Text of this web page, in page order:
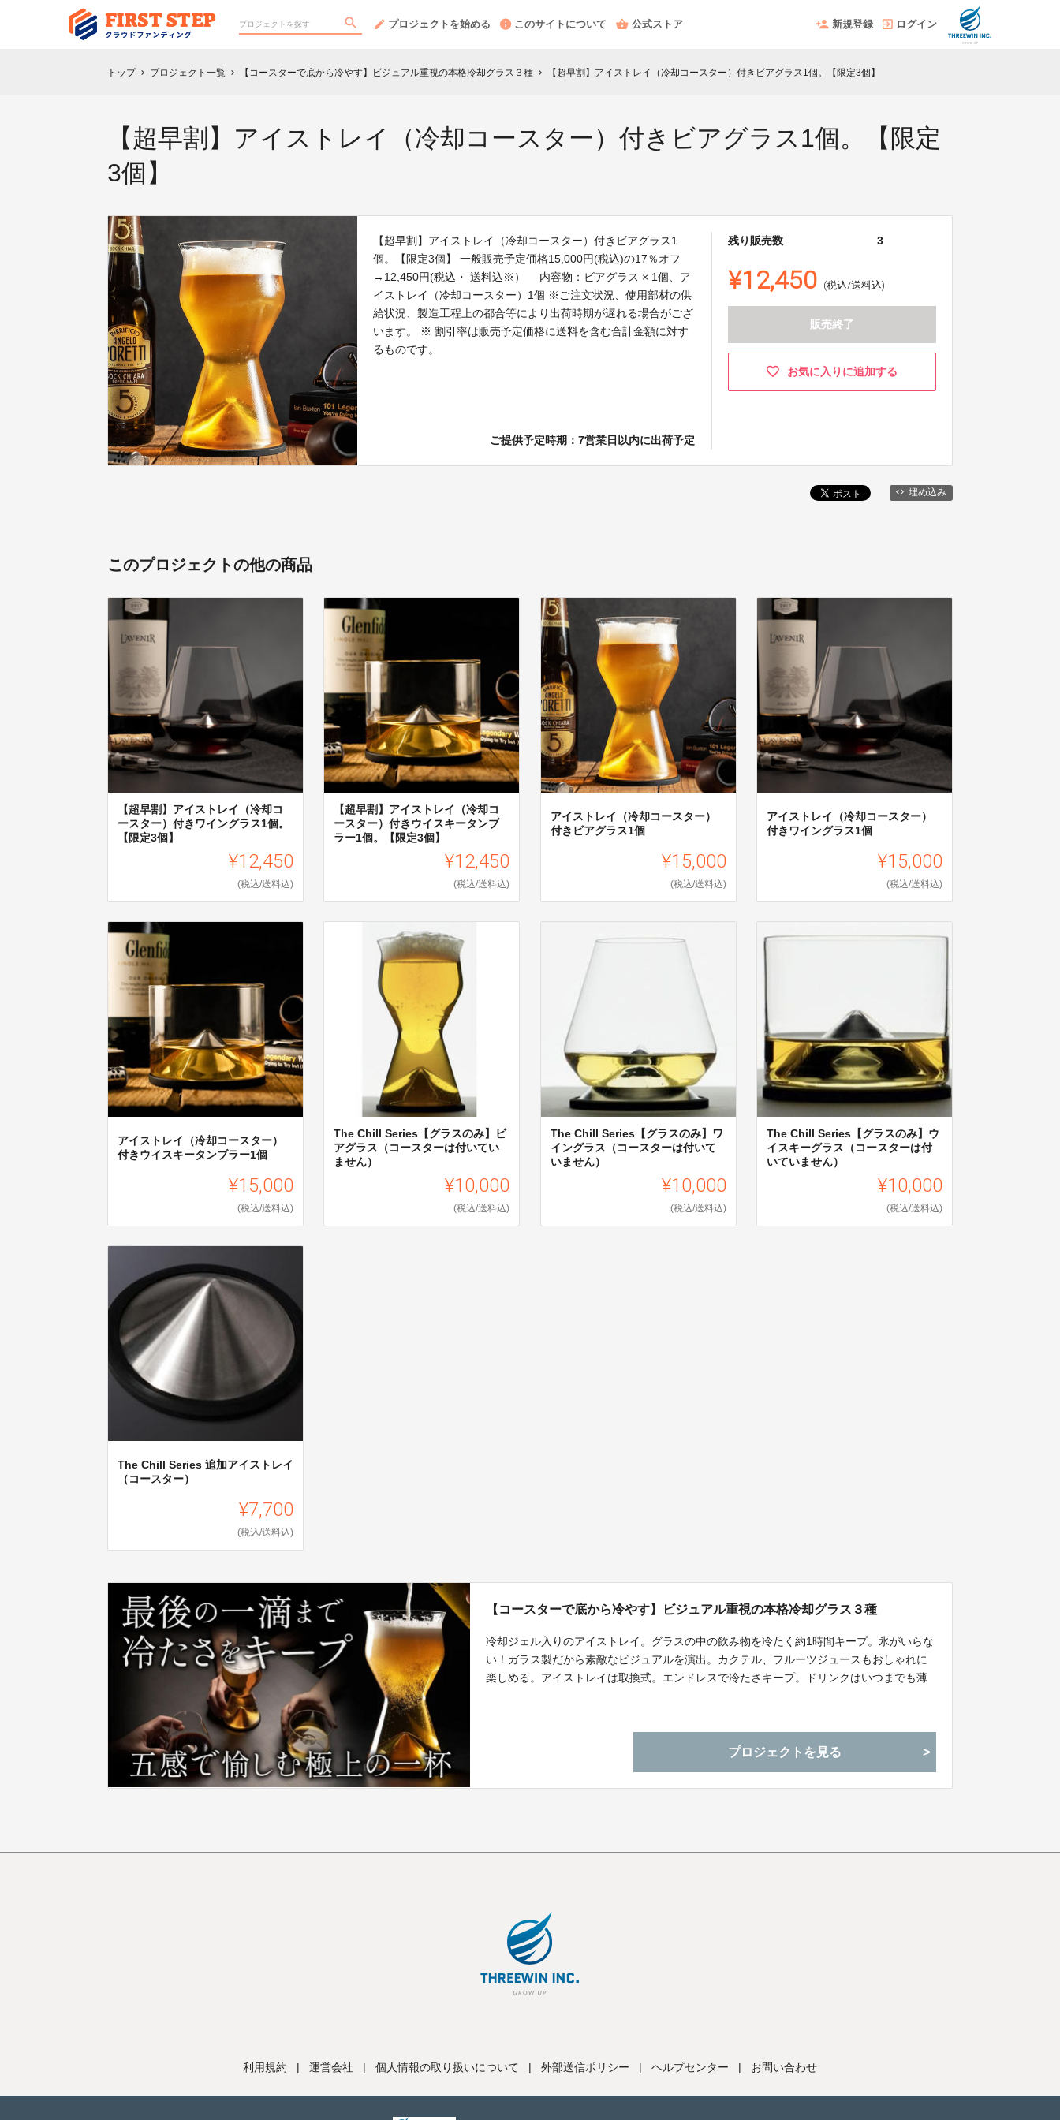
プロジェクトを始める このサイトについて 公式ストア 新規登録 ログイン
トップ chevron_right プロジェクト一覧 chevron_right 【コースターで底から冷やす】ビジュアル重視の本格冷却グラス３種 chevron_right 【超早割】アイストレイ（冷却コースター）付きビアグラス1個。【限定3個】
【超早割】アイストレイ（冷却コースター）付きビアグラス1個。【限定
3個】
【超早割】アイストレイ（冷却コースター）付きビアグラス1
個。【限定3個】 一般販売予定価格15,000円(税込)の17％オフ
→12,450円(税込・ 送料込※） 内容物：ビアグラス × 1個、ア
イストレイ（冷却コースター）1個 ※ご注文状況、使用部材の供
給状況、製造工程上の都合等により出荷時期が遅れる場合がござ
います。 ※ 割引率は販売予定価格に送料を含む合計金額に対す
るものです。
ご提供予定時期：7営業日以内に出荷予定
残り販売数 3
¥12,450 (税込/送料込)
販売終了
お気に入りに追加する
埋め込み
このプロジェクトの他の商品
【超早割】アイストレイ（冷却コ
ースター）付きワイングラス1個。
【限定3個】
¥12,450
(税込/送料込)
【超早割】アイストレイ（冷却コ
ースター）付きウイスキータンブ
ラー1個。【限定3個】
¥12,450
(税込/送料込)
アイストレイ（冷却コースター）
付きビアグラス1個
¥15,000
(税込/送料込)
アイストレイ（冷却コースター）
付きワイングラス1個
¥15,000
(税込/送料込)
アイストレイ（冷却コースター）
付きウイスキータンブラー1個
¥15,000
(税込/送料込)
The Chill Series【グラスのみ】ビ
アグラス（コースターは付いてい
ません）
¥10,000
(税込/送料込)
The Chill Series【グラスのみ】ワ
イングラス（コースターは付いて
いません）
¥10,000
(税込/送料込)
The Chill Series【グラスのみ】ウ
イスキーグラス（コースターは付
いていません）
¥10,000
(税込/送料込)
The Chill Series 追加アイストレイ
（コースター）
¥7,700
(税込/送料込)
【コースターで底から冷やす】ビジュアル重視の本格冷却グラス３種
冷却ジェル入りのアイストレイ。グラスの中の飲み物を冷たく約1時間キープ。氷がいらな
い！ガラス製だから素敵なビジュアルを演出。カクテル、フルーツジュースもおしゃれに
楽しめる。アイストレイは取換式。エンドレスで冷たさキープ。ドリンクはいつまでも薄
プロジェクトを見る
利用規約 | 運営会社 | 個人情報の取り扱いについて | 外部送信ポリシー | ヘルプセンター | お問い合わせ